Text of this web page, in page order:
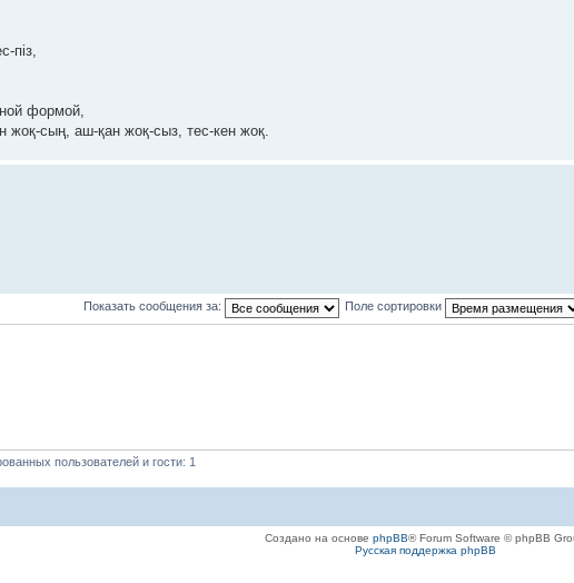
піз,
формой,
жоқ-сың, аш-қан жоқ-сыз, тес-кен жоқ.
Показать сообщения за: Поле сортировки
пользователей и гости: 1
Создано на основе phpBB® Forum Software © phpBB
Русская поддержка phpBB